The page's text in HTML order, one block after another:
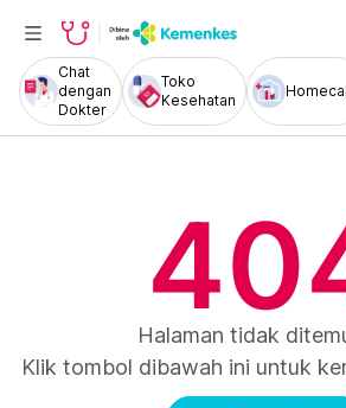
Chat
dengan
Dokter
Toko
Kesehatan
Halaman tidak
Klik tombol dibawah ini untuk